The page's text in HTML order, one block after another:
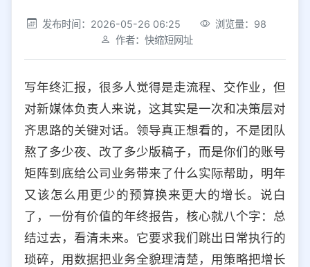
社交平台 电商平台
选择防红平台类型，避免链接被拦截
平台设置
iOS Android PC 其他
选择允许访问的平台类型
发布时间：2026-05-26 06:25
浏览量：98
作者：快缩短网址
写年终汇报，很多人觉得是走流程、交作业，但
对新媒体负责人来说，这其实是一次和决策层对
齐思路的关键对话。领导真正想看的，不是团队
熬了多少夜、改了多少版稿子，而是你们的账号
矩阵到底给公司业务带来了什么实际帮助，明年
又该怎么用更少的预算换来更大的增长。说白
了，一份有价值的年终报告，核心就八个字：总
结过去，看清未来。它要求我们跳出日常执行的
琐碎，用数据把业务全貌理清楚，用策略把增长